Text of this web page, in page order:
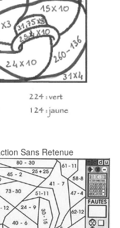
Sans Retenue